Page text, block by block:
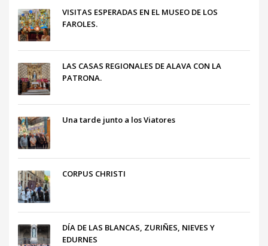
VISITAS ESPERADAS EN EL MUSEO DE LOS
FAROLES.
LAS CASAS REGIONALES DE ALAVA CON LA
PATRONA.
Una tarde junto a los Viatores
CORPUS CHRISTI
DÍA DE LAS BLANCAS, ZURIÑES, NIEVES Y
EDURNES